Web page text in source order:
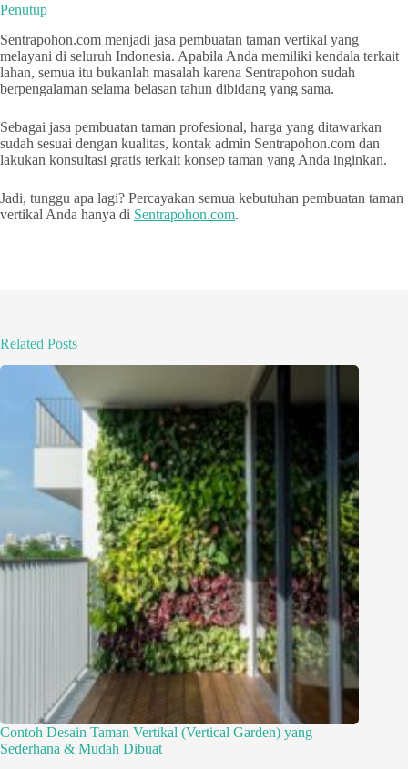
Penutup
Sentrapohon.com menjadi jasa pembuatan taman vertikal yang
melayani di seluruh Indonesia. Apabila Anda memiliki kendala terkait
lahan, semua itu bukanlah masalah karena Sentrapohon sudah
berpengalaman selama belasan tahun dibidang yang sama.
Sebagai jasa pembuatan taman profesional, harga yang ditawarkan
sudah sesuai dengan kualitas, kontak admin Sentrapohon.com dan
lakukan konsultasi gratis terkait konsep taman yang Anda inginkan.
Jadi, tunggu apa lagi? Percayakan semua kebutuhan pembuatan taman
vertikal Anda hanya di Sentrapohon.com.
Related Posts
Contoh Desain Taman Vertikal (Vertical Garden) yang
Sederhana & Mudah Dibuat